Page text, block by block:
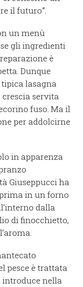
il futuro”.
un menù
se gli ingredienti
è
Dunque
tipica lasagna
servita
fuso. Ma il
per addolcirne
in apparenza
Giuseppucci ha
in un forno
dalla
di finocchietto,
pesce è trattata
introduce nella